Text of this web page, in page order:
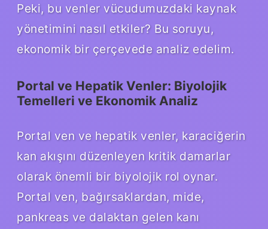
Peki, bu venler vücudumuzdaki kaynak
yönetimini nasıl etkiler? Bu soruyu,
ekonomik bir çerçevede analiz edelim.
Portal ve Hepatik Venler: Biyolojik
Temelleri ve Ekonomik Analiz
Portal ven ve hepatik venler, karaciğerin
kan akışını düzenleyen kritik damarlar
olarak önemli bir biyolojik rol oynar.
Portal ven, bağırsaklardan, mide,
pankreas ve dalaktan gelen kanı